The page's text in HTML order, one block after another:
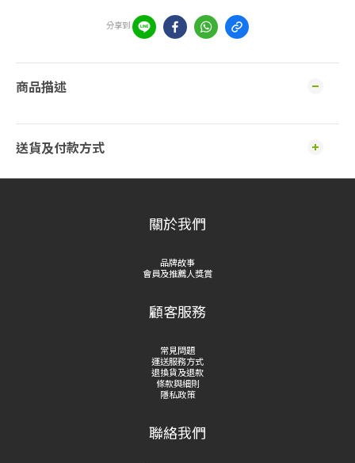
分享到
商品描述
送貨及付款方式
關於我們
品牌故事
會員及推薦人獎賞
顧客服務
常見問題
運送服務方式
退換貨及退款
條款與細則
隱私政策
聯絡我們